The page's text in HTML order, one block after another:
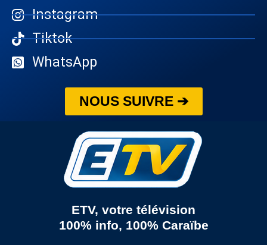
Instagram
Tiktok
WhatsApp
NOUS SUIVRE ➔
ETV, votre télévision
100% info, 100% Caraïbe